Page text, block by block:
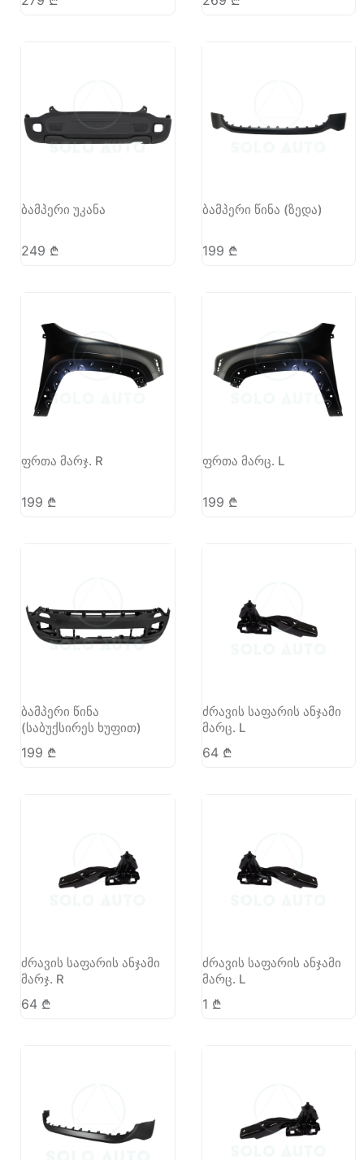
ბამპერი უკანა
249 ₾
ბამპერი წინა (ზედა)
199 ₾
ფრთა მარჯ. R
199 ₾
ფრთა მარც. L
199 ₾
ბამპერი წინა
(საბუქსირეს ხუფით)
199 ₾
ძრავის საფარის ანჯამი
მარც. L
64 ₾
ძრავის საფარის ანჯამი
მარჯ. R
64 ₾
ძრავის საფარის ანჯამი
მარც. L
1 ₾